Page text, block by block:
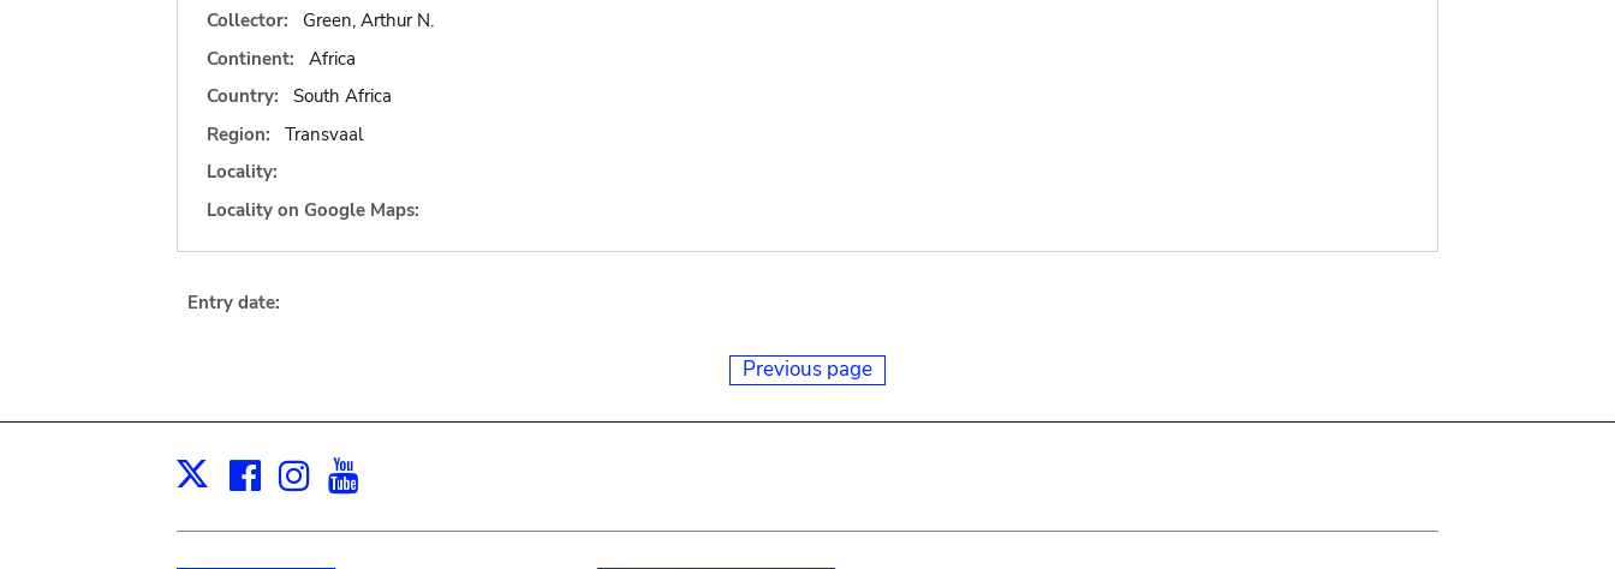
Collector:
Green, Arthur N.
Continent:
Africa
Country:
South Africa
Region:
Transvaal
Locality:
Locality on Google Maps:
Entry date:
Previous page
X Facebook
Instagram